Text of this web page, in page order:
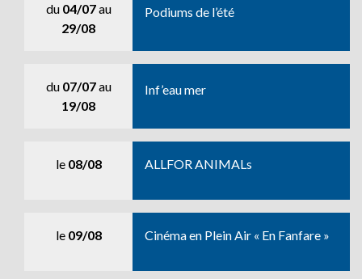
du 04/07au
29/08
Podiums de l’été
du 07/07au
19/08
Inf’eau mer
le 08/08 ALLFOR ANIMALs
le 09/08 Cinéma en Plein Air « En Fanfare »